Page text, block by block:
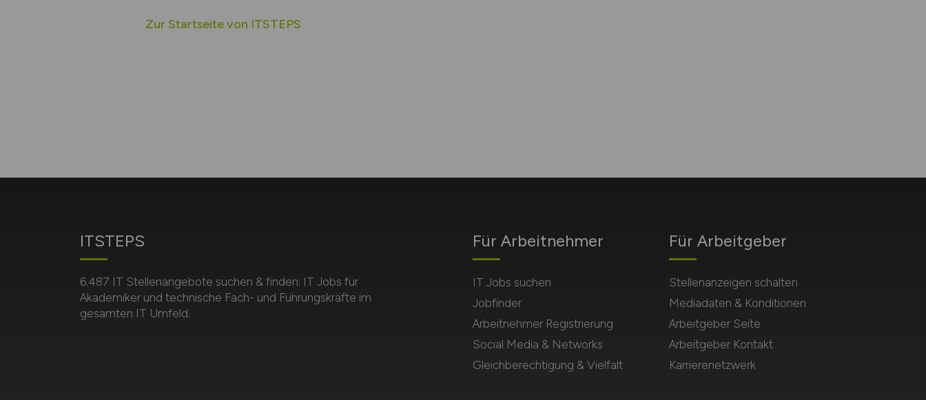
Zur Startseite von ITSTEPS
ITSTEPS
6.487 IT Stellenangebote suchen & finden: IT Jobs für
Akademiker und technische Fach- und Führungskräfte im
gesamten IT Umfeld.
Für Arbeitnehmer
IT Jobs suchen
Jobfinder
Arbeitnehmer Registrierung
Social Media & Networks
Gleichberechtigung & Vielfalt
Für Arbeitgeber
Stellenanzeigen schalten
Mediadaten & Konditionen
Arbeitgeber Seite
Arbeitgeber Kontakt
Karrierenetzwerk